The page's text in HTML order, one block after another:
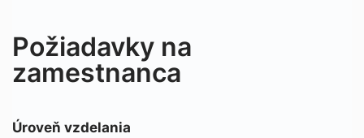
Požiadavky na
zamestnanca
Úroveň vzdelania